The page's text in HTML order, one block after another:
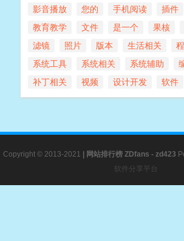
影音播放
您的 手机阅读 插件
教育教学
文件 是一个 果核
滤镜
照片 版本 生活相关
系统工具
系统相关 系统辅助
补丁相关
视频 设计开发 软件
Copyright © 2013-2021 网站排行榜ZDfans - zd423
软件分享平台